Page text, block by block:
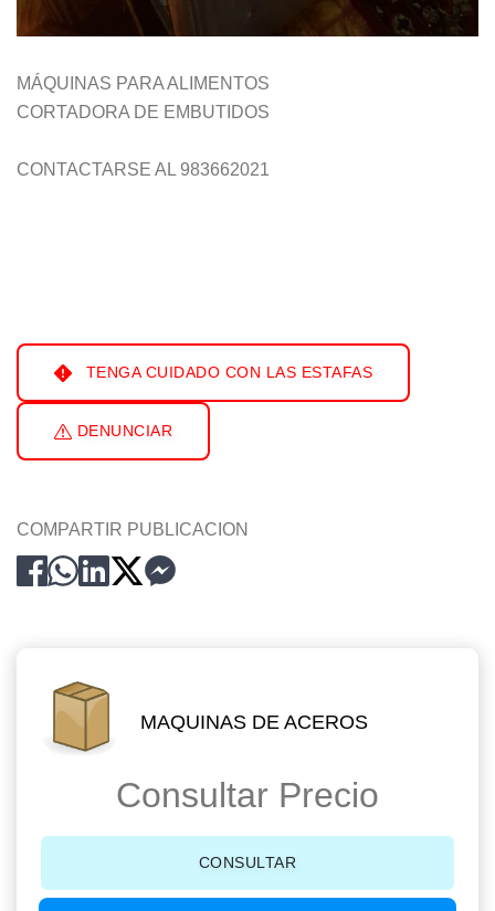
MÁQUINAS PARA ALIMENTOS
CORTADORA DE EMBUTIDOS
CONTACTARSE AL 983662021
TENGA CUIDADO CON LAS ESTAFAS
DENUNCIAR
COMPARTIR PUBLICACION
MAQUINAS DE ACEROS
Consultar Precio
CONSULTAR